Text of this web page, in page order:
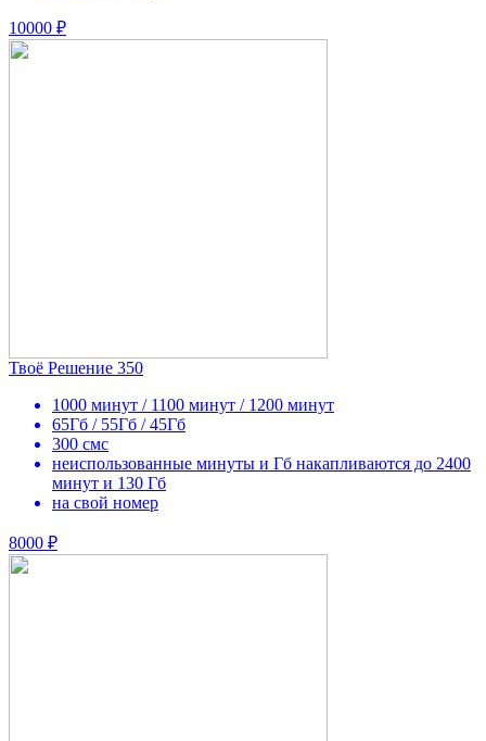
10000 ₽
Твоё Решение 350
1000 минут / 1100 минут / 1200 минут
65Гб / 55Гб / 45Гб
300 смс
неиспользованные минуты и Гб накапливаются до 2400
минут и 130 Гб
на свой номер
8000 ₽